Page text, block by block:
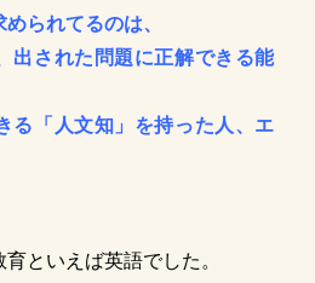
られてるのは、
出された問題に正解できる能
る「人文知」を持った人、エ
といえば英語でした。